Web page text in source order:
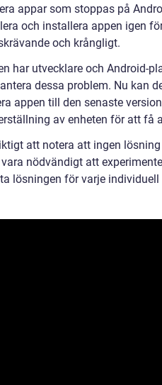
appar som stoppas på
och installera appen igen
och krångligt.
har utvecklare och Android-
dessa problem. Nu kan
appen till den senaste
av enheten för att få
att notera att ingen
nödvändigt att
lösningen för varje